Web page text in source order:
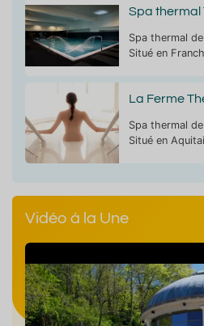
Spa thermal
Spa thermal de
Situé en
La Ferme
Spa thermal de
Situé en
Vidéo à la Une